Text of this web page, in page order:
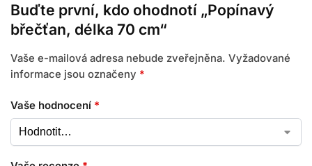
Buďte první, kdo ohodnotí „Popínavý
břečťan, délka 70 cm“
Vaše e-mailová adresa nebude zveřejněna. Vyžadované
informace jsou označeny *
Vaše hodnocení *